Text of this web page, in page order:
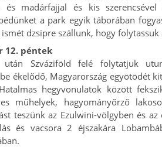
és madárfajjal és kis szerencsével
a park egyik táborában
dzsipre szállunk, hogy folytassuk
12. péntek
után Szváziföld felé folytatjuk
ékelődő, Magyarország egyötödét
hegyvonulatok között
műhelyek, hagyományőrző
teszünk az Ezulwini-völgyben és
és vacsora 2 éjszakára